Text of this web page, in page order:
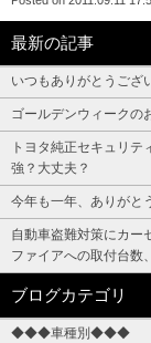
最新の記事
いつもありがとうござ
ゴールデンウィークの
トヨタ純正セキュリ
強？大丈夫？
今年も一年、ありがと
自動車盗難対策にカー
ファイアへの取付台数
ブログカテゴリ
◆◆◆車種別◆◆◆